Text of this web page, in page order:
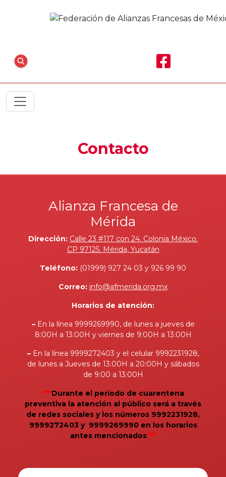
Contacto
Alianza Francesa de
Mérida
Dirección: Calle 23 #117 con 24. Colonia México.
CP 97125. Mérida, Yucatán
Teléfono: (01999) 927 24 03 y 926 99 90
Correo: info@afmerida.org.mx
Horarios de atención:
–En la línea 9999269990, de lunes a jueves de
8:00H a 13:00H y viernes de 9:00H a 13:00H
–En la línea 9999272403 y el celular 9992231928,
de lunes a Jueves de 13:00H a 20:00H y sábados
de 9:00 a 13:00H
***Durante el período de cuarentena
preventiva la atención al público será a través
de redes sociales y los números 9992231928,
9999272403 y 9999269990 en los horarios
antes mencionados***